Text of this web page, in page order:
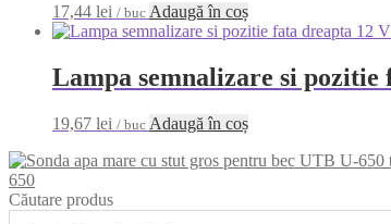
17,44 lei / buc Adaugă în coș
Lampa semnalizare si pozitie
19,67 lei / buc Adaugă în coș
650
Căutare produs